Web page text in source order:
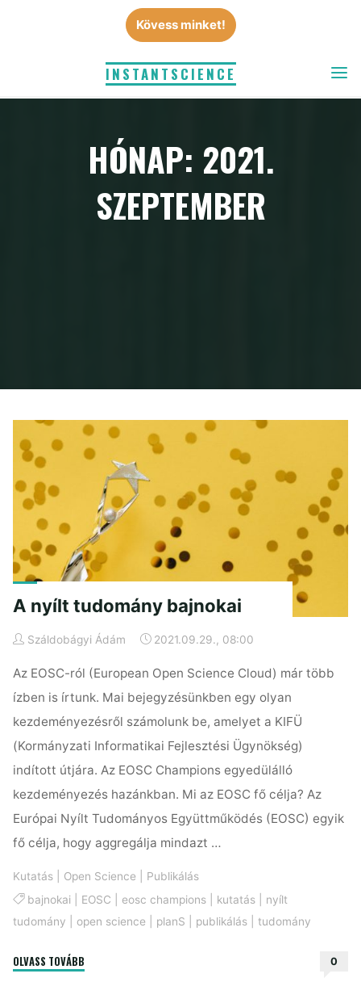
INSTANTSCIENCE
Kövess minket!
HÓNAP: 2021.
SZEPTEMBER
A nyílt tudomány bajnokai
Száldobágyi Ádám 2021.09.29., 08:00
Az EOSC-ról (European Open Science Cloud) már több
ízben is írtunk. Mai bejegyzésünkben egy olyan
kezdeményezésről számolunk be, amelyet a KIFÜ
(Kormányzati Informatikai Fejlesztési Ügynökség)
indított útjára. Az EOSC Champions egyedülálló
kezdeményezés hazánkban. Mi az EOSC fő célja? Az
Európai Nyílt Tudományos Együttműködés (EOSC) egyik
fő célja, hogy aggregálja mindazt …
Kutatás Open Science
Publikálás
bajnokai| EOSC eosc champions| kutatás| nyílt
tudomány
open science planS publikálás |tudomány
OLVASS TOVÁBB 0